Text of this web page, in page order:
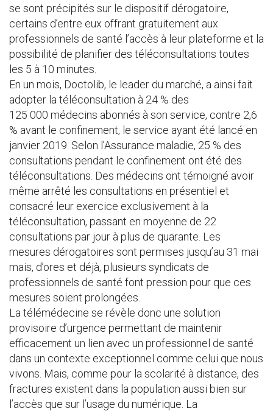
se sont précipités sur le dispositif dérogatoire,
certains d’entre eux offrant gratuitement aux
professionnels de santé l’accès à leur plateforme et la
possibilité de planifier des téléconsultations toutes
les 5 à 10 minutes.
En un mois, Doctolib, le leader du marché, a ainsi fait
adopter la téléconsultation à 24 % des
125 000 médecins abonnés à son service, contre 2,6
% avant le confinement, le service ayant été lancé en
janvier 2019. Selon l’Assurance maladie, 25 % des
consultations pendant le confinement ont été des
téléconsultations. Des médecins ont témoigné avoir
même arrêté les consultations en présentiel et
consacré leur exercice exclusivement à la
téléconsultation, passant en moyenne de 22
consultations par jour à plus de quarante. Les
mesures dérogatoires sont permises jusqu’au 31 mai
mais, d’ores et déjà, plusieurs syndicats de
professionnels de santé font pression pour que ces
mesures soient prolongées.
La télémédecine se révèle donc une solution
provisoire d’urgence permettant de maintenir
efficacement un lien avec un professionnel de santé
dans un contexte exceptionnel comme celui que nous
vivons. Mais, comme pour la scolarité à distance, des
fractures existent dans la population aussi bien sur
l’accès que sur l’usage du numérique. La